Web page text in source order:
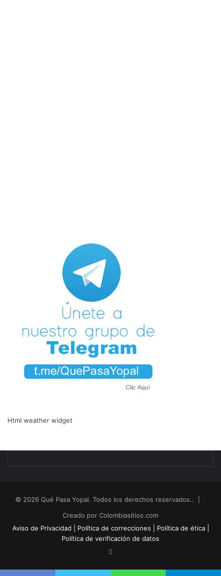
Html weather widget
© 2026 Qué Pasa Yopal. Todos los derechos reservados.. |
Creado por Colombiasitios.com
Aviso de Privacidad |
Política de correcciones | Política de ética |
Política de verificación de datos